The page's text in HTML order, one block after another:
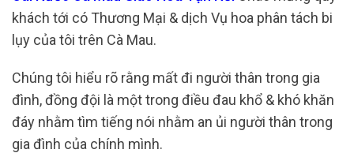
khách tới có Thương Mại & dịch Vụ hoa phân tách bi
lụy của tôi trên Cà Mau.
Chúng tôi hiểu rõ rằng mất đi người thân trong gia
đình, đồng đội là một trong điều đau khổ & khó khăn
đáy nhằm tìm tiếng nói nhằm an ủi người thân trong
gia đình của chính mình.